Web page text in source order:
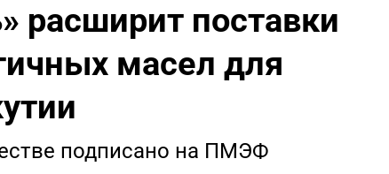
расширит поставки
масел для
подписано на ПМЭФ